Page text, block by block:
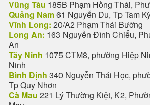
Vũng Tàu 185B Phạm Hồng Thái,
Quảng Nam61 Nguyễn Du, Tp Tam
Vĩnh Long: 20/A2 Phạm Thái Bường
Long An: 163 Nguyễn Đình Chiểu,
An
Tây Ninh 1075 CTM8, phường Hiệp
Ninh
Bình Định 340 Nguyễn Thái Học,
Tp Quy Nhơn
Cà Mau 221 Lý Thường Kiệt, K2,